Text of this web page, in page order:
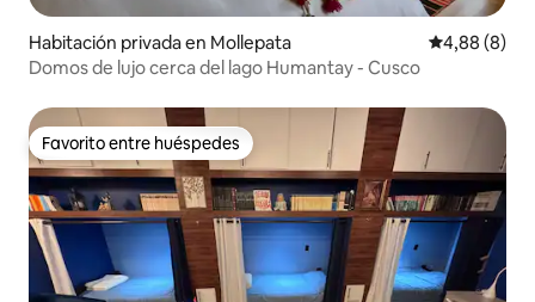
Habitación privada en Mollepata Calificación
4,88 (8)
Domos de lujo cerca del lago Humantay - Cusco
Favorito entre huéspedes
Favorito entre huéspedes